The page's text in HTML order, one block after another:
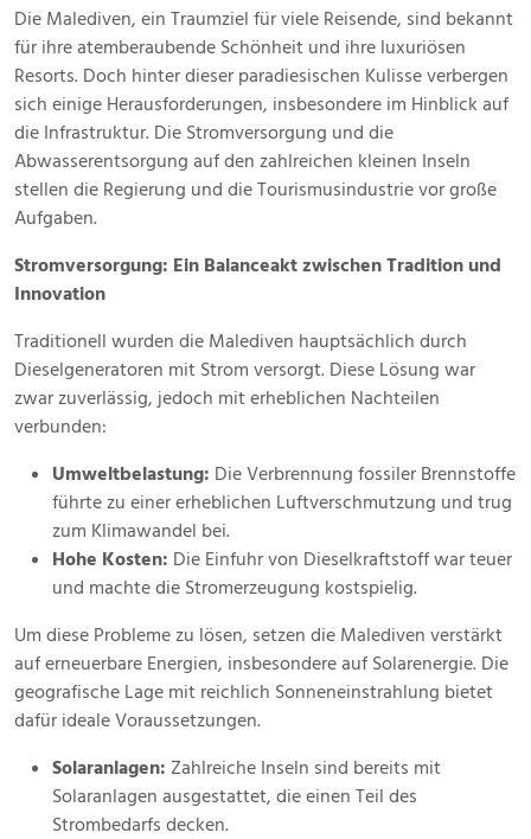
Oktober
2024
Die Malediven, ein Traumziel für viele Reisende, sind bekannt
für ihre atemberaubende Schönheit und ihre luxuriösen
Resorts. Doch hinter dieser paradiesischen Kulisse verbergen
sich einige Herausforderungen, insbesondere im Hinblick auf
die Infrastruktur. Die Stromversorgung und die
Abwasserentsorgung auf den zahlreichen kleinen Inseln
stellen die Regierung und die Tourismusindustrie vor große
Aufgaben.
Stromversorgung: Ein Balanceakt zwischen Tradition und
Innovation
Traditionell wurden die Malediven hauptsächlich durch
Dieselgeneratoren mit Strom versorgt. Diese Lösung war
zwar zuverlässig, jedoch mit erheblichen Nachteilen
verbunden:
Umweltbelastung: Die Verbrennung fossiler Brennstoffe
führte zu einer erheblichen Luftverschmutzung und trug
zum Klimawandel bei.
Hohe Kosten: Die Einfuhr von Dieselkraftstoff war teuer
und machte die Stromerzeugung kostspielig.
Um diese Probleme zu lösen, setzen die Malediven verstärkt
auf erneuerbare Energien, insbesondere auf Solarenergie. Die
geografische Lage mit reichlich Sonneneinstrahlung bietet
dafür ideale Voraussetzungen.
Solaranlagen: Zahlreiche Inseln sind bereits mit
Solaranlagen ausgestattet, die einen Teil des
Strombedarfs decken.